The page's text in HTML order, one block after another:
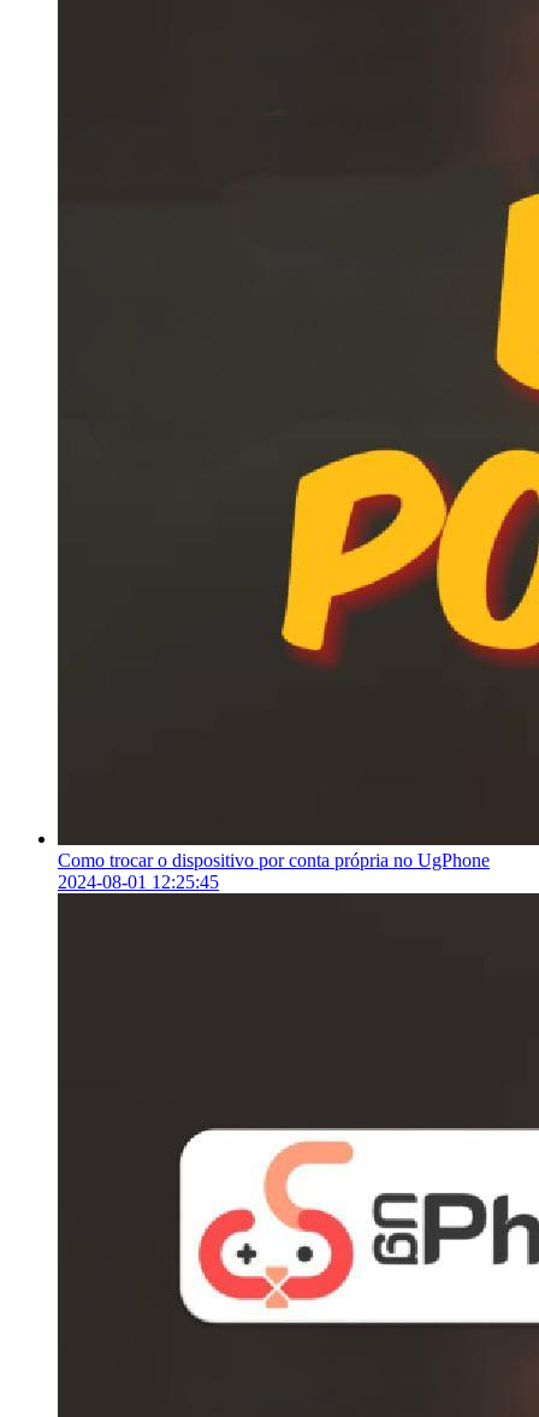
Como trocar o dispositivo por conta própria no UgPhone
2024-08-01 12:25:45